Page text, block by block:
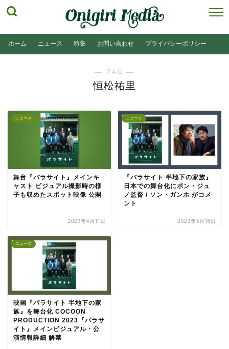
ホーム ニュース 特集 お問い合わせ プライバシーポリシー
― TAG ―
恒松祐里
ニュース
舞台『パラサイト』メインキ
ャスト ビジュアル撮影時の様
子も収めたスポット映像 公開
2023年4月11日
ニュース
『パラサイト 半地下の家族』
日本での舞台化にポン・ジュ
ノ監督 / ソン・ガンホ がコメ
ント
2023年3月18日
ニュース
映画『パラサイト 半地下の家
族』を舞台化 COCOON
PRODUCTION 2023『パラサ
イト』メインビジュアル・公
演情報詳細 解禁